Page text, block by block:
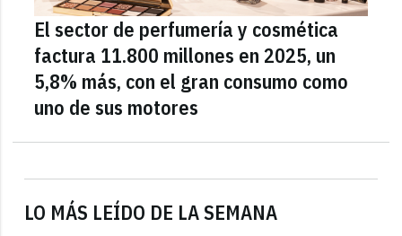
LO MÁS LEÍDO DE LA SEMANA
El sector de perfumería y cosmética
factura 11.800 millones en 2025, un
5,8% más, con el gran consumo como
uno de sus motores